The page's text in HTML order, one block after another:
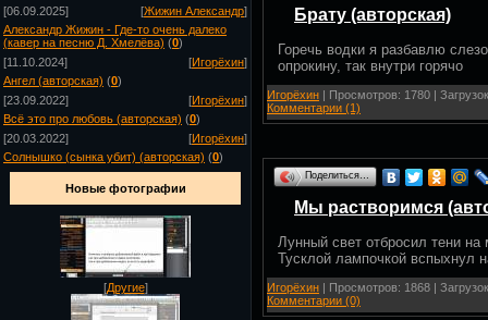
[06.09.2025]
[Жижин Александр]
Александр Жижин - Где-то очень далеко
(кавер на песню Д. Хмелёва) (0)
[11.10.2024]
[Игорёхин]
Ангел (авторская) (0)
[23.09.2022]
[Игорёхин]
Всё это про любовь (авторская) (0)
[20.03.2022]
[Игорёхин]
Солнышко (сынка убит) (авторская) (0)
Новые фотографии
[Другие]
Брату (авторская)
Горечь водки я разбавлю
опрокину, так внутри горячо
Игорёхин | Просмотров: 1780 |
Комментарии (1)
Поделиться…
Мы растворимся
Лунный свет отбросил тени на
Тусклой лампочкой вспыхнул
Игорёхин | Просмотров: 1868 |
Комментарии (0)